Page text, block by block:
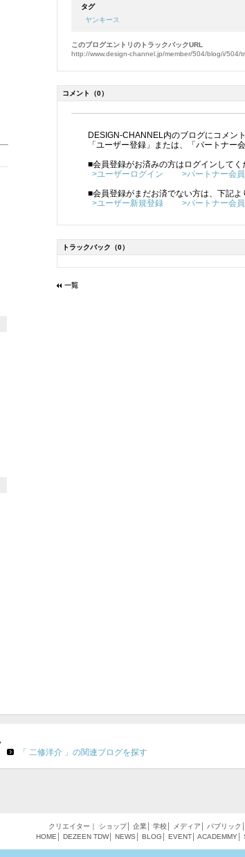
タグ
ヤンキース
このブログエントリのトラックバックURL
http://www.design-channel.jp/member/504/blog/i/504/
コメント （0）
DESIGN-CHANNEL内のブログにコメン
「ユーザー登録」または、「パートナー
■会員登録がお済みの方はログインしてく
>ユーザーログイン
>パートナー会
■会員登録がまだお済でない方は、下記よ
>ユーザー新規登録
>パートナー会
トラックバック （0）
「 二修洋介 」の関連ブログを探す
クリエイター ｜ ショップ│ 企業 学校 メディア パブリック
HOME
DEZEEN TDW│ NEWS BLOG EVENT ACADEMMY